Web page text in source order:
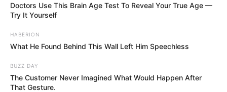
Doctors Use This Brain Age Test To Reveal Your True Age —
Try It Yourself
HABERION
What He Found Behind This Wall Left Him Speechless
BUZZ DAY
The Customer Never Imagined What Would Happen After
That Gesture.